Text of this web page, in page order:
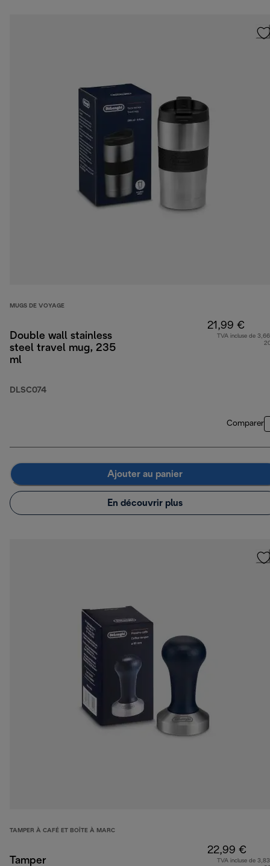
MUGS DE VOYAGE
Double wall stainless
steel travel mug, 235
ml
DLSC074
21,99 €
TVA incluse de
Comparer
Ajouter au panier
En découvrir plus
TAMPER À CAFÉ ET BOÎTE À MARC
Tamper
22,99 €
TVA incluse de